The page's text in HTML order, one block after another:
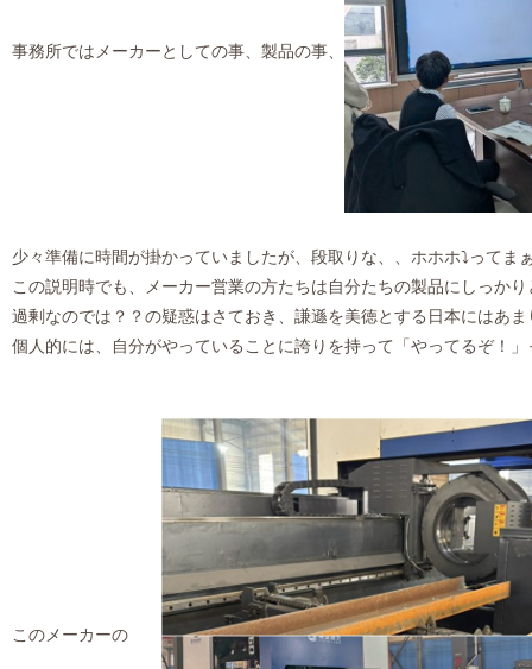
事務所ではメーカーとしての事、製品の事、
少々準備に時間が掛かっていましたが、段取りな、、ホホホ⤵ってま
この説明時でも、メーカー営業の方たちは自分たちの製品にしっか
過剰なのでは？？の疑惑はさておき、謙遜を美徳とする日本にはあ
個人的には、自分がやっていることに誇りを持って「やってるぞ！
このメーカーの